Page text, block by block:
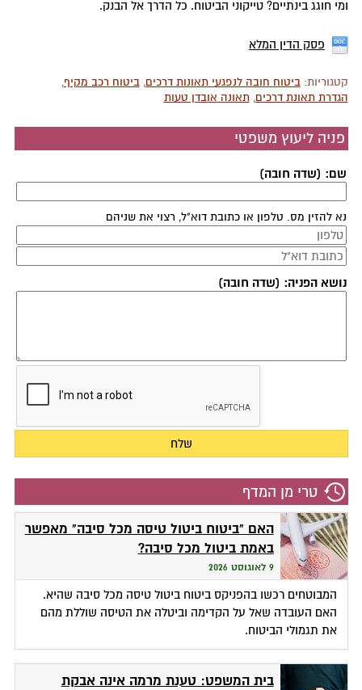
ומי חוגג בינתיים? טייקוני הביטוח. כל הדרך אל הבנק.
פסק הדין המלא
קטגוריות:ביטוח חובה לנפגעי תאונות דרכים,ביטוח רכב מקיף,
הגדרת תאונת דרכים,תאונה אובדן טעות
פניה ליעוץ משפטי
שם: (שדה חובה)
נא להזין מס. טלפון או כתובת דוא"ל, רצוי את שניהם
נושא הפניה: (שדה חובה)
טרי מן המדף
האם "ביטוח ביטול טיסה מכל סיבה" מאפשר
באמת ביטול מכל סיבה?
9 לאוגוסט 2026
המבוטחים רכשו בהפניקס ביטוח ביטול טיסה מכל סיבה שהיא.
האם העובדה שאל על הקדימה וביטלה את הטיסה שוללת מהם
את תגמולי הביטוח.
בית המשפט: טענת מרמה אינה אבקת